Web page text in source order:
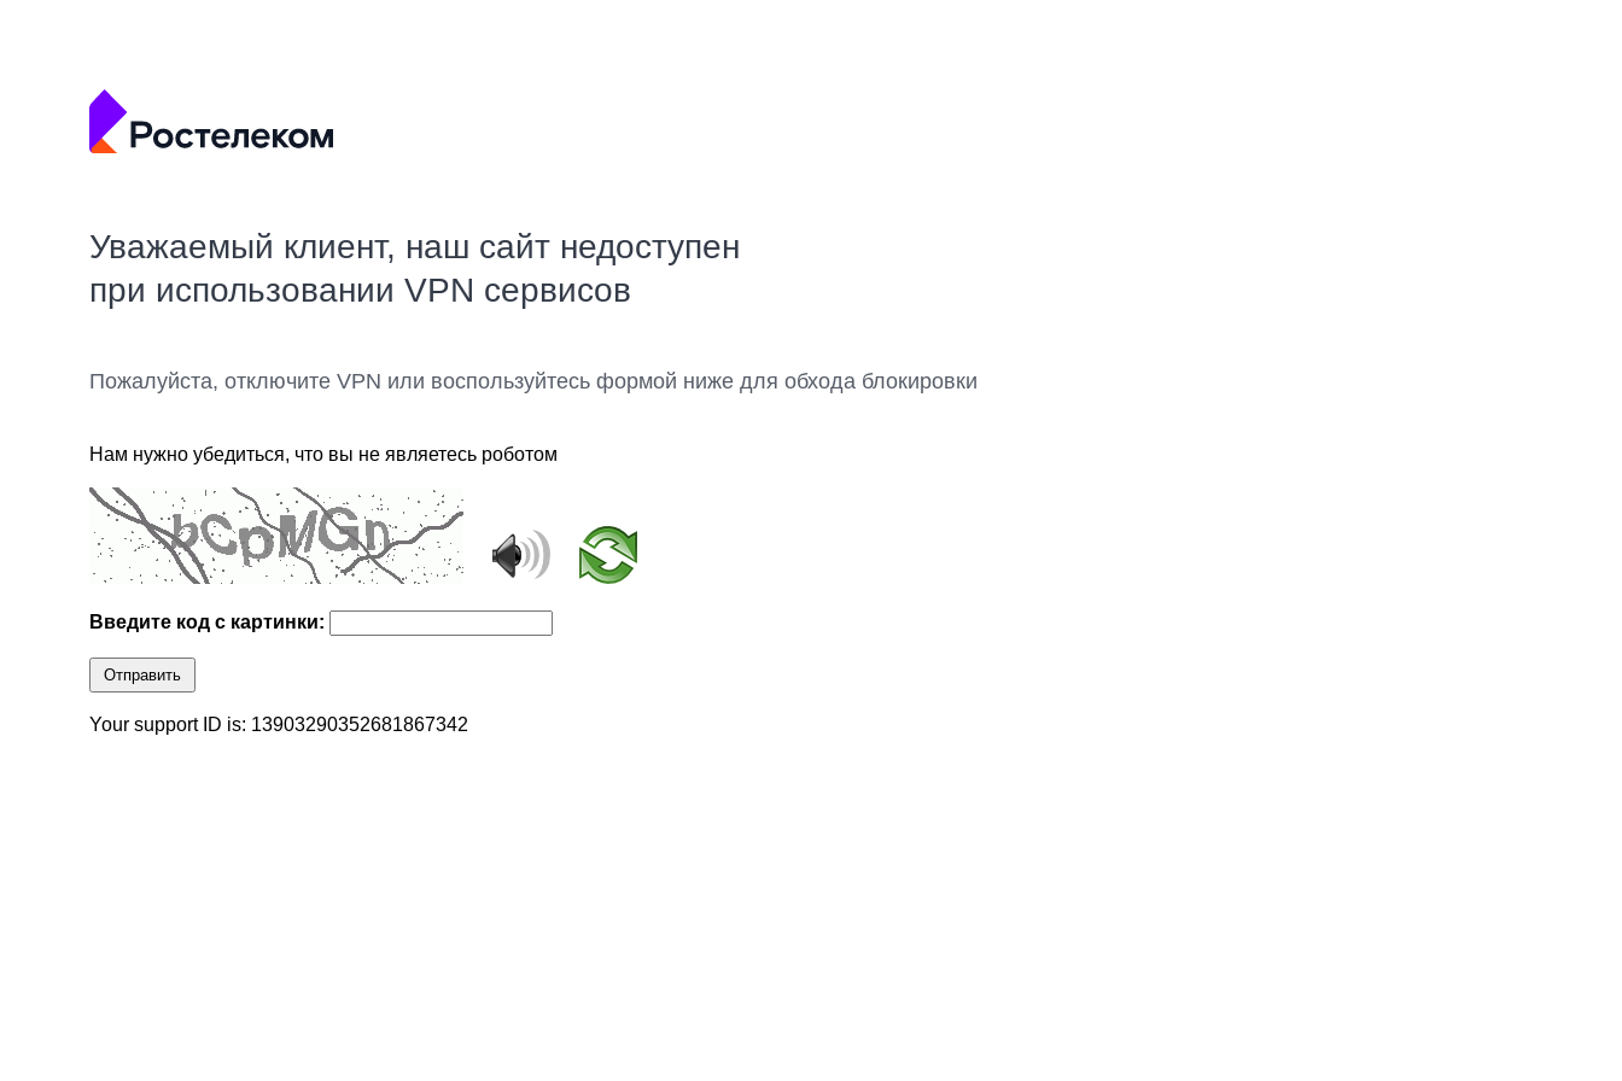
Уважаемый клиент, наш сайт недоступен
при использовании VPN сервисов
Пожалуйста, отключите VPN или воспользуйтесь формой ниже для обхода блокировки
Нам нужно убедиться, что вы не являетесь роботом
Введите код с картинки:
Отправить
Your support ID is: 13903290352681867342